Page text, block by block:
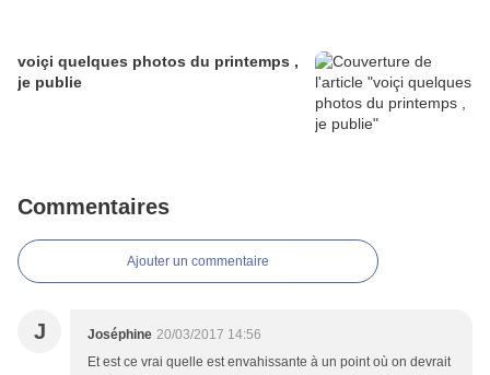
voiçi quelques photos du printemps ,
je publie
Commentaires
Ajouter un commentaire
J Joséphine 20/03/2017 14:56
Et est ce vrai quelle est envahissante à un point où on devrait